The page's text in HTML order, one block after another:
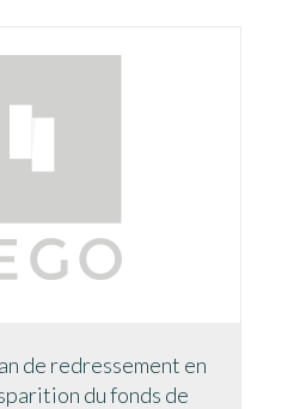
de redressement en
du fonds de